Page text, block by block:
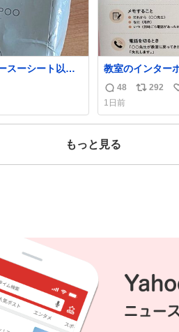
スーシート以外
リする。2年くら
たやつ。おじさ
だ。ドラストに
ーって書いてあ
教室のインター
誰も出ないことがあり
「電話の出方」
ん。 そこで「何
引きを用意して
ミュニケーショ
返
信
数
48
リ
ス
292
1日前
もっと見る